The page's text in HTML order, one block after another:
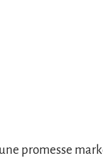
une promesse